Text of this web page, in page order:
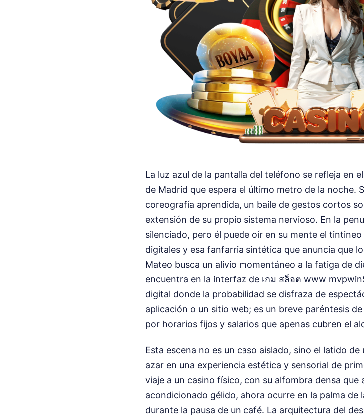
La luz azul de la pantalla del teléfono se refleja en
de Madrid que espera el último metro de la noche.
coreografía aprendida, un baile de gestos cortos
extensión de su propio sistema nervioso. En la
silenciado, pero él puede oír en su mente el
digitales y esa fanfarria sintética que anuncia que
Mateo busca un alivio momentáneo a la fatiga de
encuentra en la interfaz de เกม สล็อต www
digital donde la probabilidad se disfraza de
aplicación o un sitio web; es un breve paréntesis
por horarios fijos y salarios que apenas cubren el
Esta escena no es un caso aislado, sino el latido
azar en una experiencia estética y sensorial de
viaje a un casino físico, con su alfombra densa que
acondicionado gélido, ahora ocurre en la palma de
durante la pausa de un café. La arquitectura del